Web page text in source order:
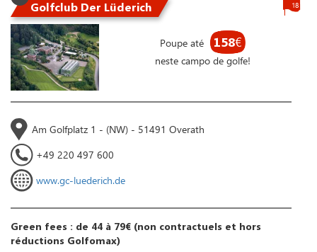
Golfclub Der Lüderich
Poupe até 158€
neste campo de golfe!
18
Am Golfplatz 1 - (NW) - 51491 Overath
+49 220 497 600
www.gc-luederich.de
Green fees : de 44 à 79€ (non contractuels et hors
réductions Golfomax)